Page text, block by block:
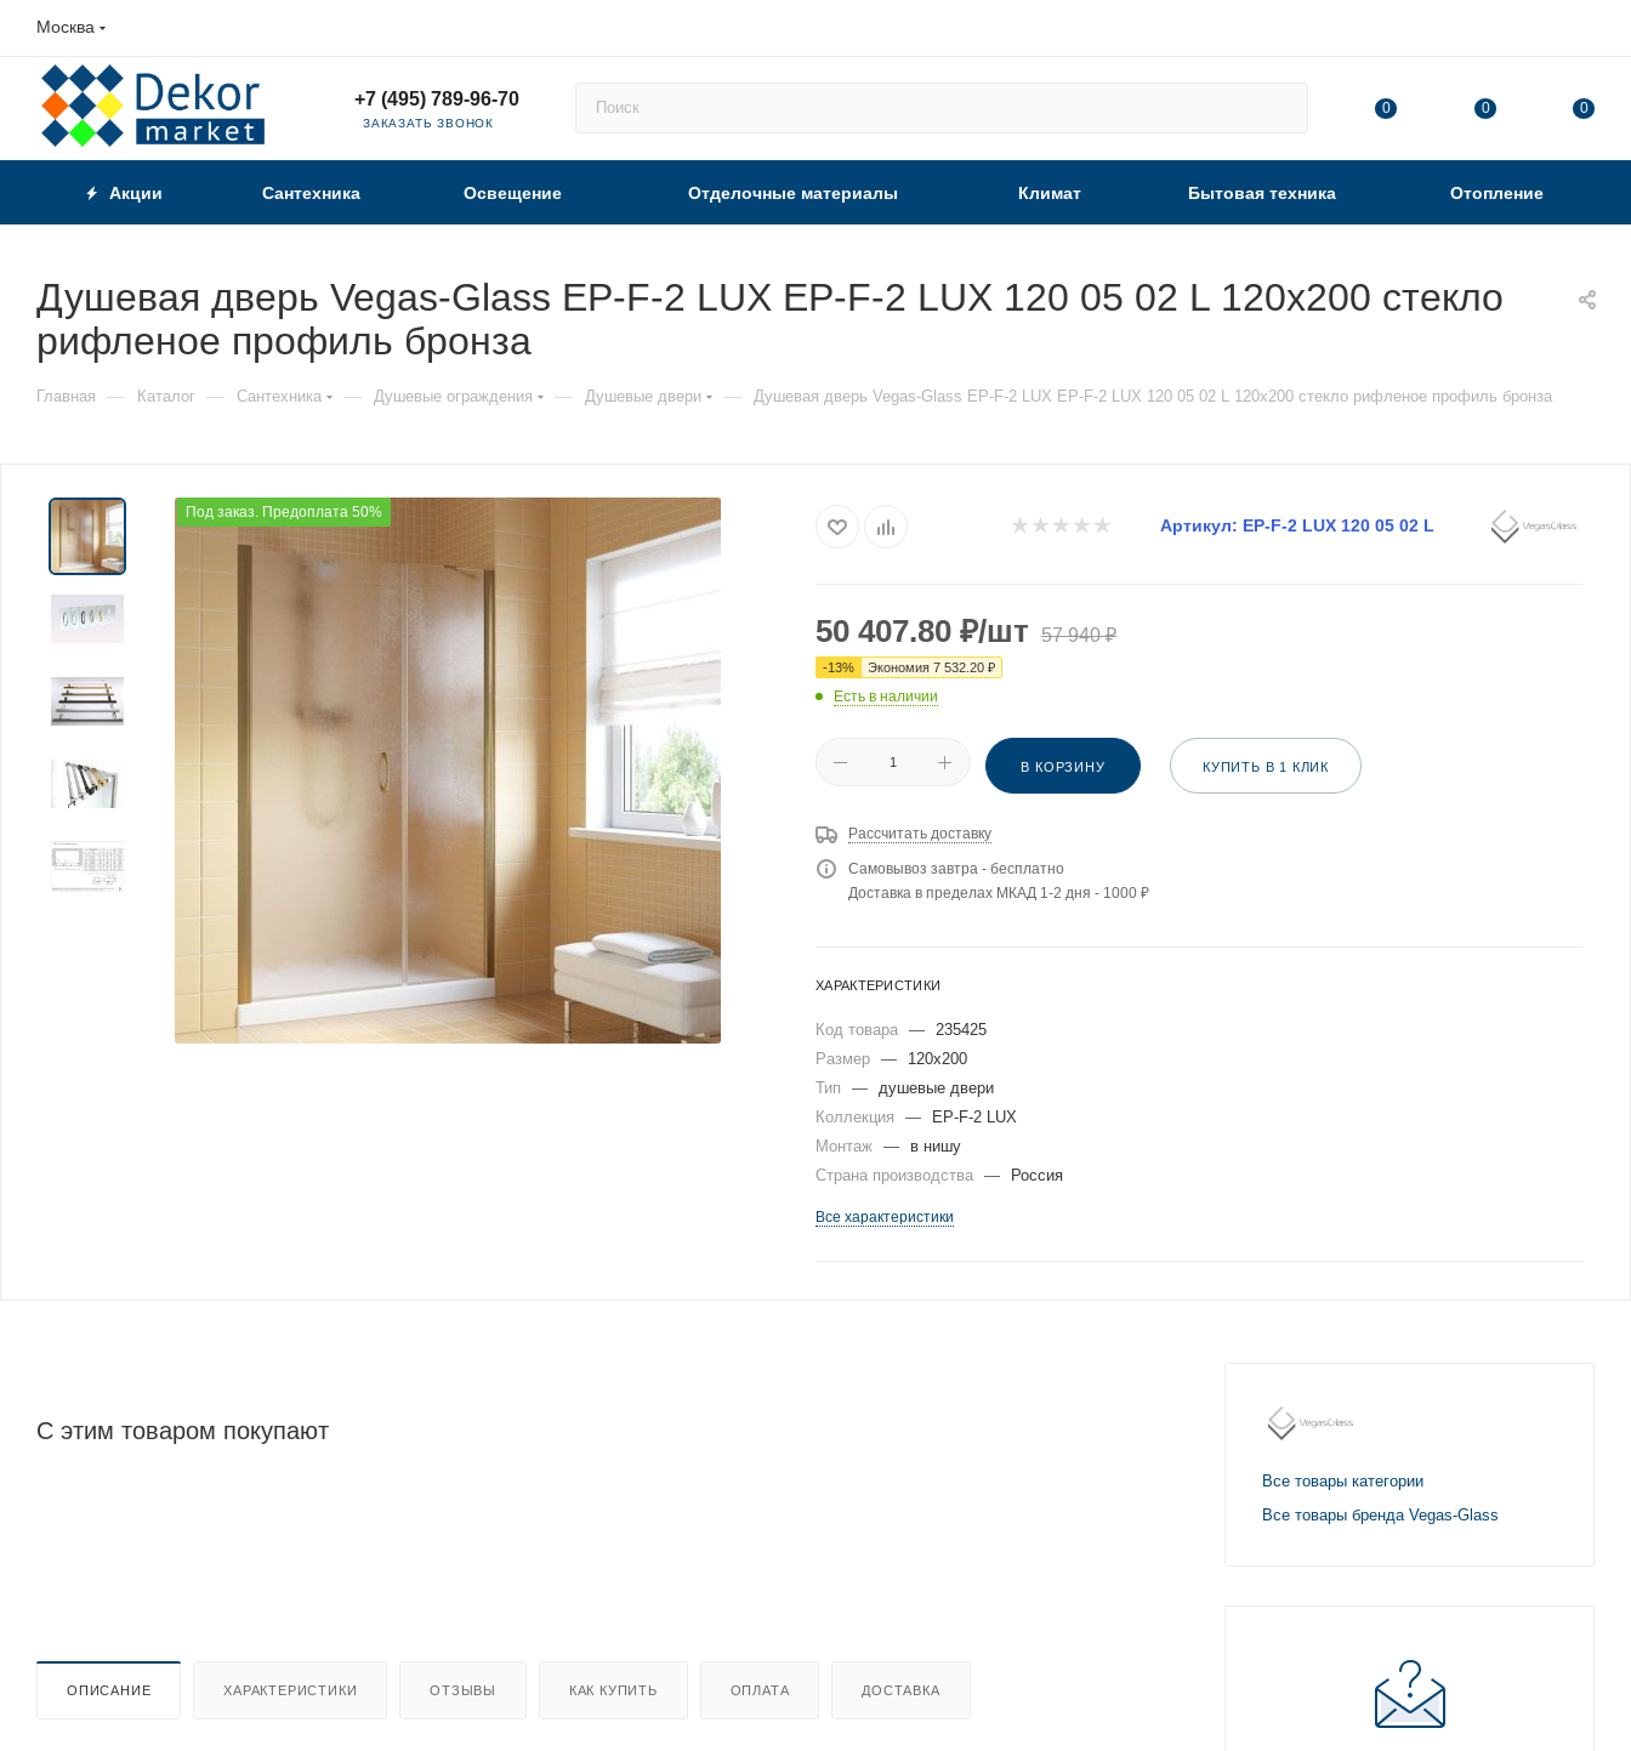
Москва
+7 (495) 789-96-70
ЗАКАЗАТЬ ЗВОНОК
0 0 0
Акции Сантехника Освещение Отделочные материалы Климат Бытовая техника Отопление
Душевая дверь Vegas-Glass EP-F-2 LUX EP-F-2 LUX 120 05 02 L 120х200 стекло
рифленое профиль бронза
Главная — Каталог — Сантехника — Душевые ограждения — Душевые двери — Душевая дверь Vegas-Glass EP-F-2 LUX EP-F-2 LUX 120 05 02 L 120х200 стекло рифленое профиль бронза
Под заказ. Предоплата 50%
Артикул: EP-F-2 LUX 120 05 02 L
50 407.80 ₽/шт 57 940₽
-13% Экономия 7 532.20 ₽
Есть в наличии
В КОРЗИНУ КУПИТЬ В 1 КЛИК
Рассчитать доставку
Самовывоз завтра - бесплатно
Доставка в пределах МКАД 1-2 дня - 1000 ₽
ХАРАКТЕРИСТИКИ
Код товара — 235425
Размер —
120x200
Тип
— душевые двери
Коллекция
—
EP-F-2 LUX
Монтаж —
в нишу
Страна производства — Россия
Все характеристики
С этим товаром покупают
ОПИСАНИЕ ХАРАКТЕРИСТИКИ ОТЗЫВЫ КАК КУПИТЬ ОПЛАТА ДОСТАВКА
Все товары категории
Все товары бренда Vegas-Glass